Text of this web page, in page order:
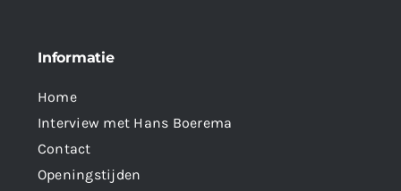
Informatie
Home
Interview met Hans Boerema
Contact
Openingstijden